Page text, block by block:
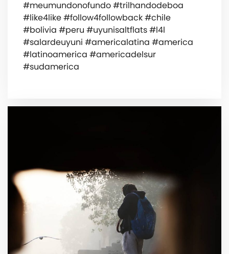
#meumundonofundo #trilhandodeboa
#like4like #follow4followback #chile
#bolivia #peru #uyunisaltflats #l4l
#salardeuyuni #americalatina #america
#latinoamerica #americadelsur
#sudamerica